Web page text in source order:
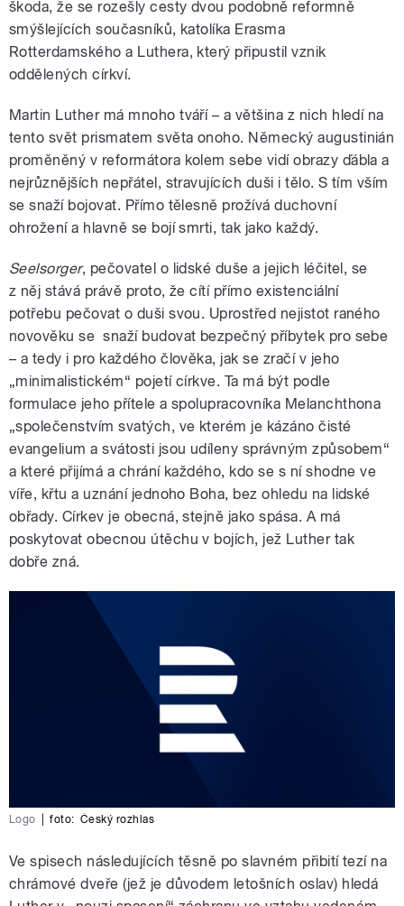
škoda, že se rozešly cesty dvou podobně reformně
smýšlejících současníků, katolíka Erasma
Rotterdamského a Luthera, který připustil vznik
oddělených církví.
Martin Luther má mnoho tváří – a většina z nich hledí na
tento svět prismatem světa onoho. Německý augustinián
proměněný v reformátora kolem sebe vidí obrazy ďábla a
nejrůznějších nepřátel, stravujících duši i tělo. S tím vším
se snaží bojovat. Přímo tělesně prožívá duchovní
ohrožení a hlavně se bojí smrti, tak jako každý.
Seelsorger, pečovatel o lidské duše a jejich léčitel, se
z něj stává právě proto, že cítí přímo existenciální
potřebu pečovat o duši svou. Uprostřed nejistot raného
novověku se snaží budovat bezpečný příbytek pro sebe
– a tedy i pro každého člověka, jak se zračí v jeho
„minimalistickém“ pojetí církve. Ta má být podle
formulace jeho přítele a spolupracovníka Melanchthona
„společenstvím svatých, ve kterém je kázáno čisté
evangelium a svátosti jsou udíleny správným způsobem“
a které přijímá a chrání každého, kdo se s ní shodne ve
víře, křtu a uznání jednoho Boha, bez ohledu na lidské
obřady. Církev je obecná, stejně jako spása. A má
poskytovat obecnou útěchu v bojích, jež Luther tak
dobře zná.
Logo foto: Český rozhlas
Ve spisech následujících těsně po slavném přibití tezí na
chrámové dveře (jež je důvodem letošních oslav) hledá